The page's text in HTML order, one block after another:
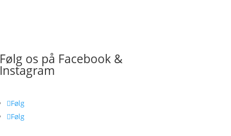
Følg os på Facebook &
Instagram
Følg
Følg